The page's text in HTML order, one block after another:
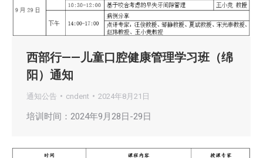
西部行——儿童口腔健康管理学习班（绵
阳）通知
通知公告 cndent 2024年8月21日
培训时间：2024年9月28日-29日